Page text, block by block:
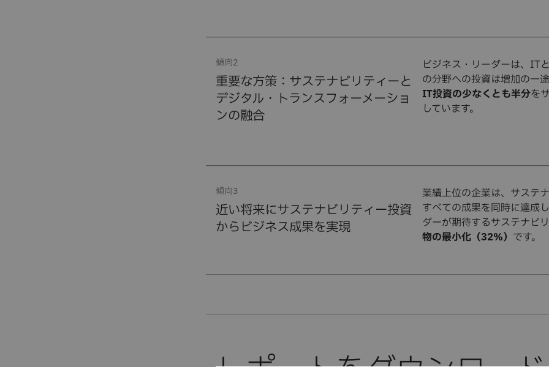
傾向2
重要な方策：サステナビリティーと
デジタル・トランスフォーメーショ
ンの融合
ビジネス・リーダーは、IT
の分野への投資は増加の一
IT投資の少なくとも半分を
しています。
傾向3
近い将来にサステナビリティー投資
からビジネス成果を実現
業績上位の企業は、サステ
すべての成果を同時に達成
ダーが期待するサステナビ
物の最小化（32％） です。